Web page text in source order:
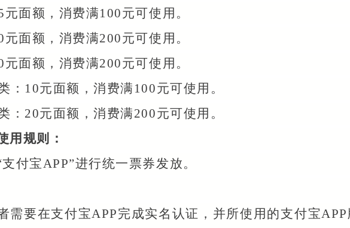
面额，消费满100元可使用。
面额，消费满200元可使用。
面额，消费满200元可使用。
：10元面额，消费满100元可使用。
：20元面额，消费满200元可使用。
用规则：
支付宝APP”进行统一票券发放。
需要在支付宝APP完成实名认证，并所使用的支付宝